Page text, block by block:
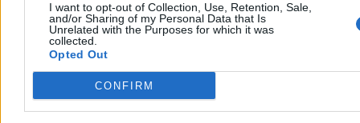
I want to opt-out of Collection, Use, Retention, Sale,
and/or Sharing of my Personal Data that Is
Unrelated with the Purposes for which it was
collected.
Opted Out
CONFIRM